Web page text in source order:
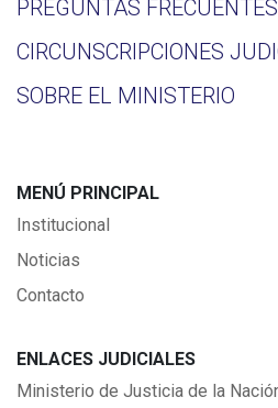
PREGUNTAS FRECUENTES
CIRCUNSCRIPCIONES
SOBRE EL MINISTERIO
MENÚ PRINCIPAL
Institucional
Noticias
Contacto
ENLACES JUDICIALES
Ministerio de Justicia de la